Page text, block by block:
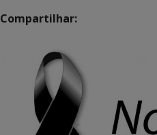
Compartilhar: